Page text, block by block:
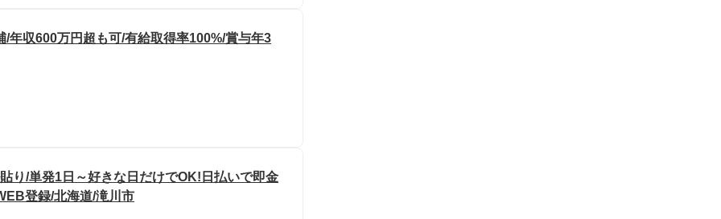
年収600万円超も可/有給取得率100%/賞与年3
り/単発1日～好きな日だけでOK!日払いで即金
登録/北海道/滝川市